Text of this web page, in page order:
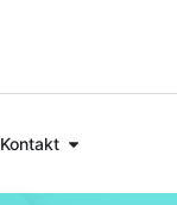
Kontakt